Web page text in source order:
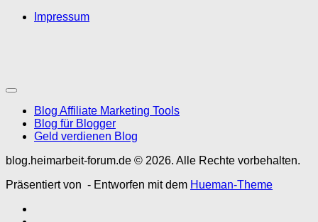
Impressum
Blog Affiliate Marketing Tools
Blog für Blogger
Geld verdienen Blog
blog.heimarbeit-forum.de © 2026. Alle Rechte vorbehalten.
Präsentiert von - Entworfen mit dem Hueman-Theme